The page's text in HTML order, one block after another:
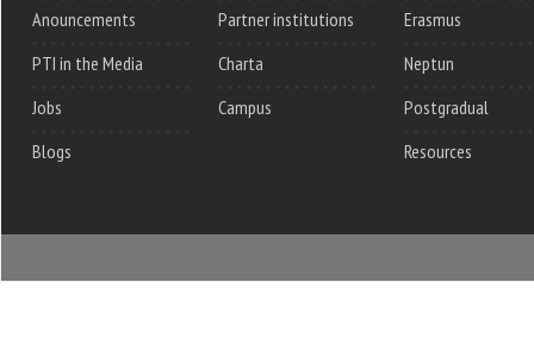
Anouncements
PTI in the Media
Jobs
Blogs
Partner institutions
Charta
Campus
Erasmus
Neptun
Postgradual
Resources